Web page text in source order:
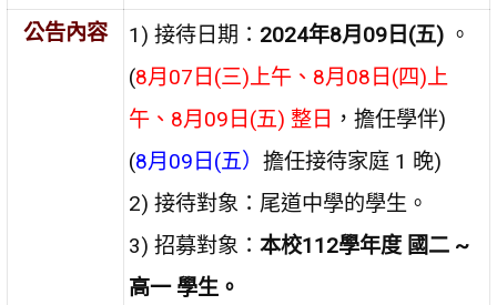
公告內容
1) 接待日期： 2024年8月09 日 (五) 。
(8月07日(三)上午、8月08日(四)上
午、8月09日(五) 整日 ，擔任學伴)
(8月09日(五）擔任接待家庭 1 晚)
2) 接待對象：尾道中學的學生。
3) 招募對象：本校112學年度 國二 ~
高一 學生。